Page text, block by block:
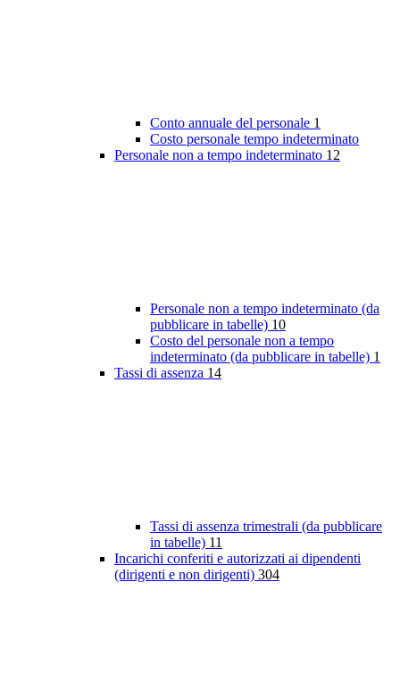
Conto annuale del personale 1
Costo personale tempo indeterminato
Personale non a tempo indeterminato 12
Personale non a tempo indeterminato (da
pubblicare in tabelle) 10
Costo del personale non a tempo
indeterminato (da pubblicare in tabelle) 1
Tassi di assenza 14
Tassi di assenza trimestrali (da pubblicare
in tabelle) 11
Incarichi conferiti e autorizzati ai dipendenti
(dirigenti e non dirigenti) 304